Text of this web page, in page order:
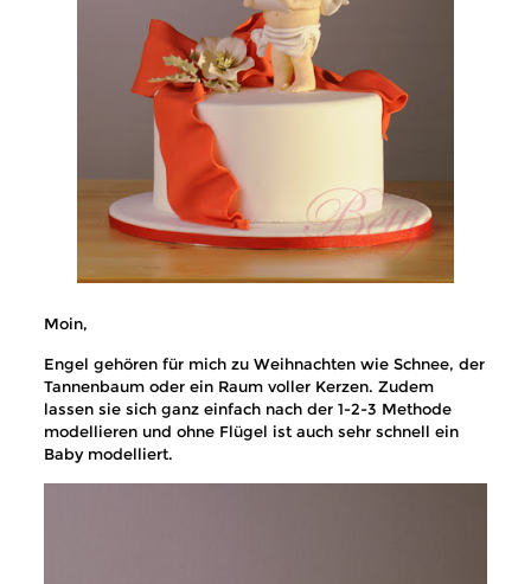
Moin,
Engel gehören für mich zu Weihnachten wie Schnee, der
Tannenbaum oder ein Raum voller Kerzen. Zudem
lassen sie sich ganz einfach nach der 1-2-3 Methode
modellieren und ohne Flügel ist auch sehr schnell ein
Baby modelliert.